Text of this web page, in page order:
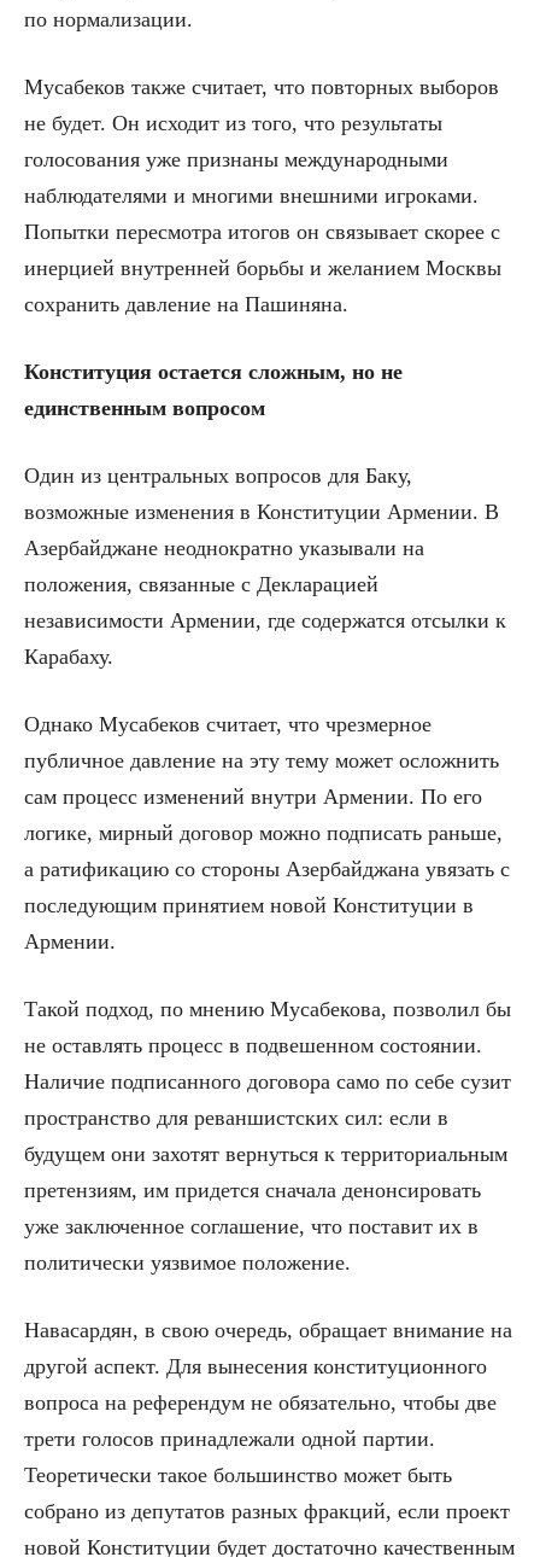
по нормализации.
Мусабеков также считает, что повторных выборов
не будет. Он исходит из того, что результаты
голосования уже признаны международными
наблюдателями и многими внешними игроками.
Попытки пересмотра итогов он связывает скорее с
инерцией внутренней борьбы и желанием Москвы
сохранить давление на Пашиняна.
Конституция остается сложным, но не
единственным вопросом
Один из центральных вопросов для Баку,
возможные изменения в Конституции Армении. В
Азербайджане неоднократно указывали на
положения, связанные с Декларацией
независимости Армении, где содержатся отсылки к
Карабаху.
Однако Мусабеков считает, что чрезмерное
публичное давление на эту тему может осложнить
сам процесс изменений внутри Армении. По его
логике, мирный договор можно подписать раньше,
а ратификацию со стороны Азербайджана увязать с
последующим принятием новой Конституции в
Армении.
Такой подход, по мнению Мусабекова, позволил бы
не оставлять процесс в подвешенном состоянии.
Наличие подписанного договора само по себе сузит
пространство для реваншистских сил: если в
будущем они захотят вернуться к территориальным
претензиям, им придется сначала денонсировать
уже заключенное соглашение, что поставит их в
политически уязвимое положение.
Навасардян, в свою очередь, обращает внимание на
другой аспект. Для вынесения конституционного
вопроса на референдум не обязательно, чтобы две
трети голосов принадлежали одной партии.
Теоретически такое большинство может быть
собрано из депутатов разных фракций, если проект
новой Конституции будет достаточно качественным